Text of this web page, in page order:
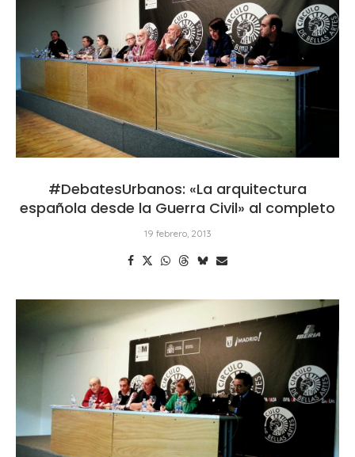
#DebatesUrbanos: «La arquitectura
española desde la Guerra Civil» al completo
19 febrero, 2013